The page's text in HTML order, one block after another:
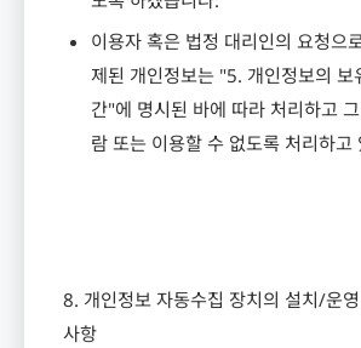
이용자 혹은 법정 대리인의 요청으
제된 개인정보는 "5. 개인정보의 보
간"에 명시된 바에 따라 처리하고
람 또는 이용할 수 없도록 처리하고
8. 개인정보 자동수집 장치의 설치/운
사항